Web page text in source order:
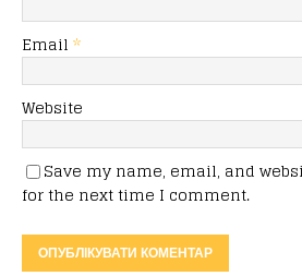
Email *
Website
Save my name, email, and
for the next time I comment.